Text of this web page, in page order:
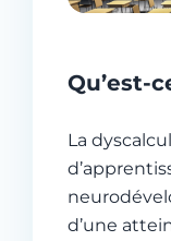
Qu’est-
La
d’une